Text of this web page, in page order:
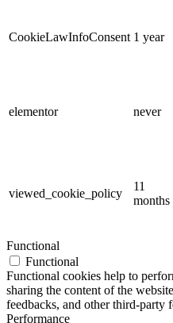
CookieLawInfoConsent 1 year
elementor never
viewed_cookie_policy
11
months
Functional
Functional
Functional cookies help to
sharing the content of the
feedbacks, and other third-party
Performance